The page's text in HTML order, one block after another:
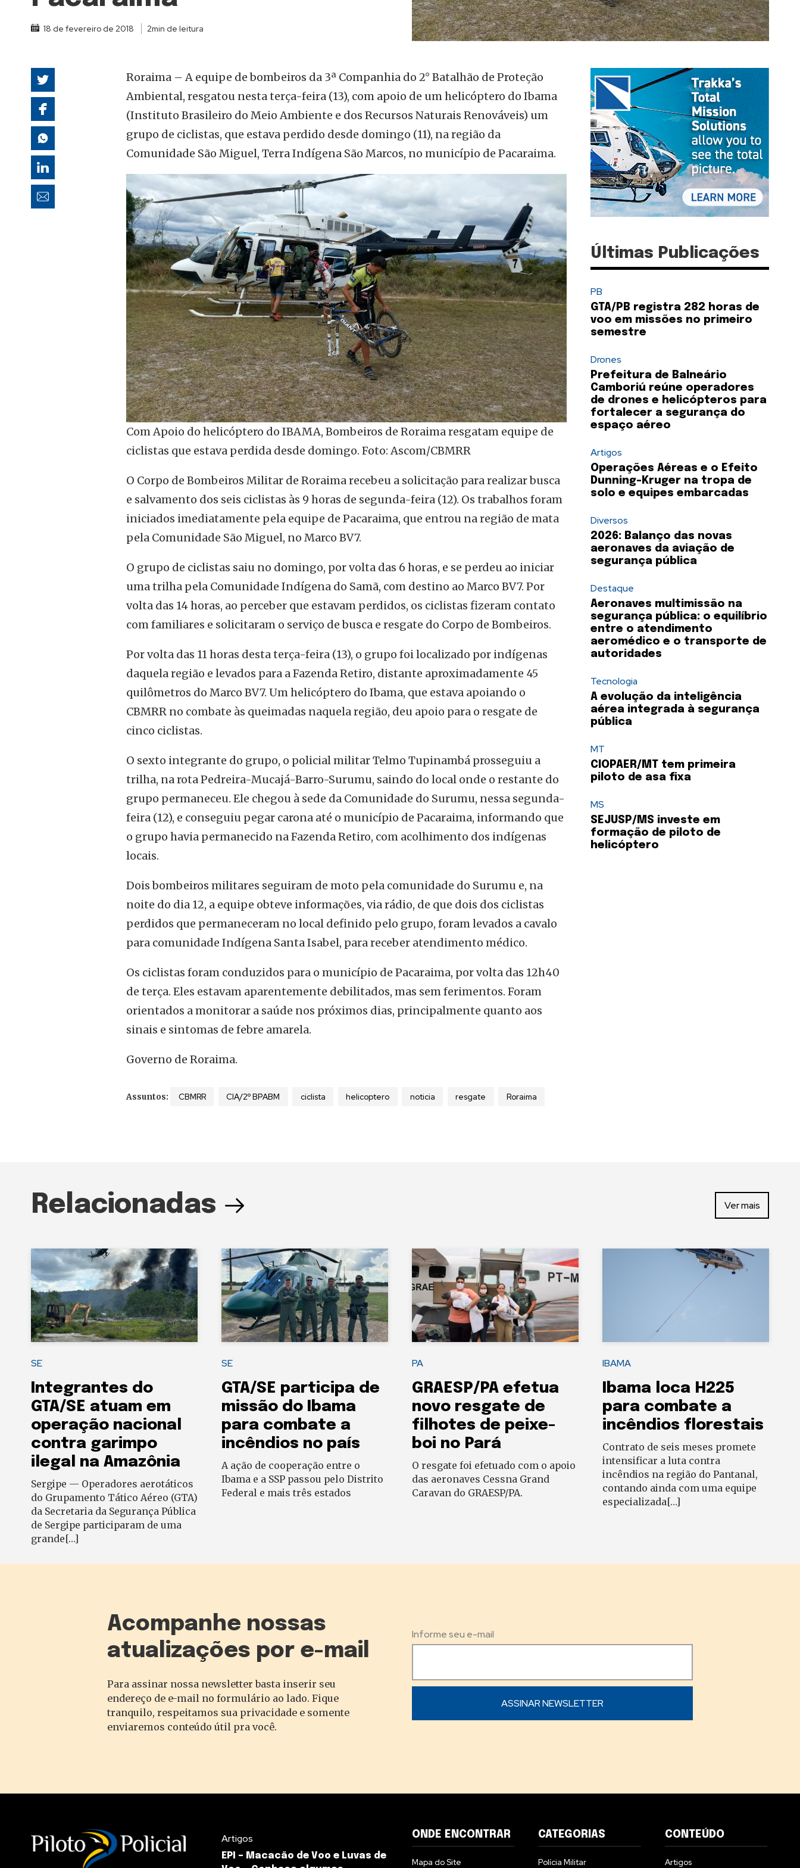
18 de fevereiro de 2018 2min de leitura
Roraima – A equipe de bombeiros da 3ª Companhia do 2° Batalhão de Proteção
Ambiental, resgatou nesta terça-feira (13), com apoio de um helicóptero do Ibama
(Instituto Brasileiro do Meio Ambiente e dos Recursos Naturais Renováveis) um
grupo de ciclistas, que estava perdido desde domingo (11), na região da
Comunidade São Miguel, Terra Indígena São Marcos, no município de Pacaraima.
Com Apoio do helicóptero do IBAMA, Bombeiros de Roraima resgatam equipe de
ciclistas que estava perdida desde domingo. Foto: Ascom/CBMRR
O Corpo de Bombeiros Militar de Roraima recebeu a solicitação para realizar busca
e salvamento dos seis ciclistas às 9 horas de segunda-feira (12). Os trabalhos foram
iniciados imediatamente pela equipe de Pacaraima, que entrou na região de mata
pela Comunidade São Miguel, no Marco BV7.
O grupo de ciclistas saiu no domingo, por volta das 6 horas, e se perdeu ao iniciar
uma trilha pela Comunidade Indígena do Samã, com destino ao Marco BV7. Por
volta das 14 horas, ao perceber que estavam perdidos, os ciclistas fizeram contato
com familiares e solicitaram o serviço de busca e resgate do Corpo de Bombeiros.
Por volta das 11 horas desta terça-feira (13), o grupo foi localizado por indígenas
daquela região e levados para a Fazenda Retiro, distante aproximadamente 45
quilômetros do Marco BV7. Um helicóptero do Ibama, que estava apoiando o
CBMRR no combate às queimadas naquela região, deu apoio para o resgate de
cinco ciclistas.
O sexto integrante do grupo, o policial militar Telmo Tupinambá prosseguiu a
trilha, na rota Pedreira-Mucajá-Barro-Surumu, saindo do local onde o restante do
grupo permaneceu. Ele chegou à sede da Comunidade do Surumu, nessa segunda-
feira (12), e conseguiu pegar carona até o município de Pacaraima, informando que
o grupo havia permanecido na Fazenda Retiro, com acolhimento dos indígenas
locais.
Dois bombeiros militares seguiram de moto pela comunidade do Surumu e, na
noite do dia 12, a equipe obteve informações, via rádio, de que dois dos ciclistas
perdidos que permaneceram no local definido pelo grupo, foram levados a cavalo
para comunidade Indígena Santa Isabel, para receber atendimento médico.
Os ciclistas foram conduzidos para o município de Pacaraima, por volta das 12h40
de terça. Eles estavam aparentemente debilitados, mas sem ferimentos. Foram
orientados a monitorar a saúde nos próximos dias, principalmente quanto aos
sinais e sintomas de febre amarela.
Governo de Roraima.
Assuntos: CBMRR CIA/2º BPABM ciclista helicoptero noticia resgate Roraima
Últimas Publicações
PB
GTA/PB registra 282 horas de
voo em missões no primeiro
semestre
Drones
Prefeitura de Balneário
Camboriú reúne operadores
de drones e helicópteros para
fortalecer a segurança do
espaço aéreo
Artigos
Operações Aéreas e o Efeito
Dunning-Kruger na tropa de
solo e equipes embarcadas
Diversos
2026: Balanço das novas
aeronaves da aviação de
segurança pública
Destaque
Aeronaves multimissão na
segurança pública: o equilíbrio
entre o atendimento
aeromédico e o transporte de
autoridades
Tecnologia
A evolução da inteligência
aérea integrada à segurança
pública
MT
CIOPAER/MT tem primeira
piloto de asa fixa
MS
SEJUSP/MS investe em
formação de piloto de
helicóptero
Relacionadas Ver mais
SE
Integrantes do
GTA/SE atuam em
operação nacional
contra garimpo
ilegal na Amazônia
Sergipe — Operadores aerotáticos
do Grupamento Tático Aéreo (GTA)
da Secretaria da Segurança Pública
de Sergipe participaram de uma
grande[…]
SE
GTA/SE participa de
missão do Ibama
para combate a
incêndios no país
A ação de cooperação entre o
Ibama e a SSP passou pelo Distrito
Federal e mais três estados
PA
GRAESP/PA efetua
novo resgate de
filhotes de peixe-
boi no Pará
O resgate foi efetuado com o apoio
das aeronaves Cessna Grand
Caravan do GRAESP/PA.
IBAMA
Ibama loca H225
para combate a
incêndios florestais
Contrato de seis meses promete
intensificar a luta contra
incêndios na região do Pantanal,
contando ainda com uma equipe
especializada[…]
Acompanhe nossas
atualizações por e-mail
Para assinar nossa newsletter basta inserir seu
endereço de e-mail no formulário ao lado. Fique
tranquilo, respeitamos sua privacidade e somente
enviaremos conteúdo útil pra você.
Informe seu e-mail
Artigos
EPI – Macacão de Voo e Luvas de
ONDE ENCONTRAR
Mapa do Site
CATEGORIAS
Polícia Militar
CONTEÚDO
Artigos